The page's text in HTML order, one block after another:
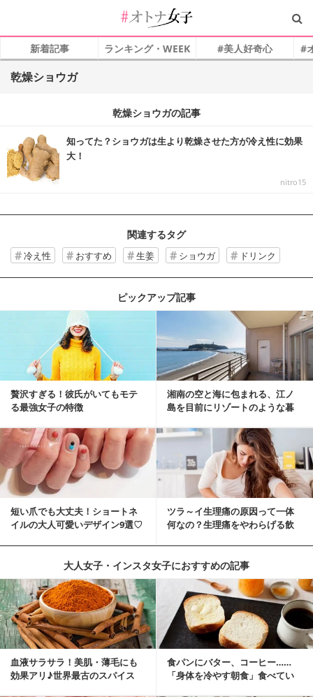
新着記事 ランキング・WEEK #美人好奇心 #
乾燥ショウガ
乾燥ショウガの記事
知ってた？ショウガは生より乾燥させた方が冷え性に効果
大！
nitro15
関連するタグ
冷え性 おすすめ 生姜 ショウガ ドリンク
ピックアップ記事
贅沢すぎる！彼氏がいてもモテ
る最強女子の特徴
湘南の空と海に包まれる、江ノ
島を目前にリゾートのような暮
短い爪でも大丈夫！ショートネ
イルの大人可愛いデザイン9選♡
ツラ～イ生理痛の原因って一体
何なの？生理痛をやわらげる飲
大人女子・インスタ女子におすすめの記事
血液サラサラ！美肌・薄毛にも
効果アリ♪世界最古のスパイス
食パンにバター、コーヒー……
「身体を冷やす朝食」食べてい